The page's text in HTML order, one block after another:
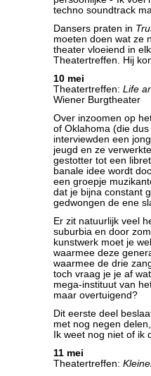
techno soundtrack
Dansers praten in
moeten doen wat ze
theater vloeiend in
Theatertreffen. Hij
10 mei
Theatertreffen: Life
Wiener Burgtheater
Over inzoomen op
of Oklahoma (die
interviewden een
jeugd en ze
gestotter tot een
banale idee wordt
een groepje
dat je bijna constant
gedwongen de ene
Er zit natuurlijk veel
suburbia en door
kunstwerk moet je
waarmee deze
waarmee de drie
toch vraag je je af
mega-instituut van
maar overtuigend?
Dit eerste deel
met nog negen
Ik weet nog niet of ik
11 mei
Theatertreffen: